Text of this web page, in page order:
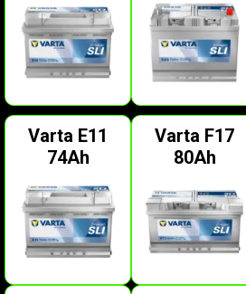
Varta E11
74Ah
Varta F17
80Ah